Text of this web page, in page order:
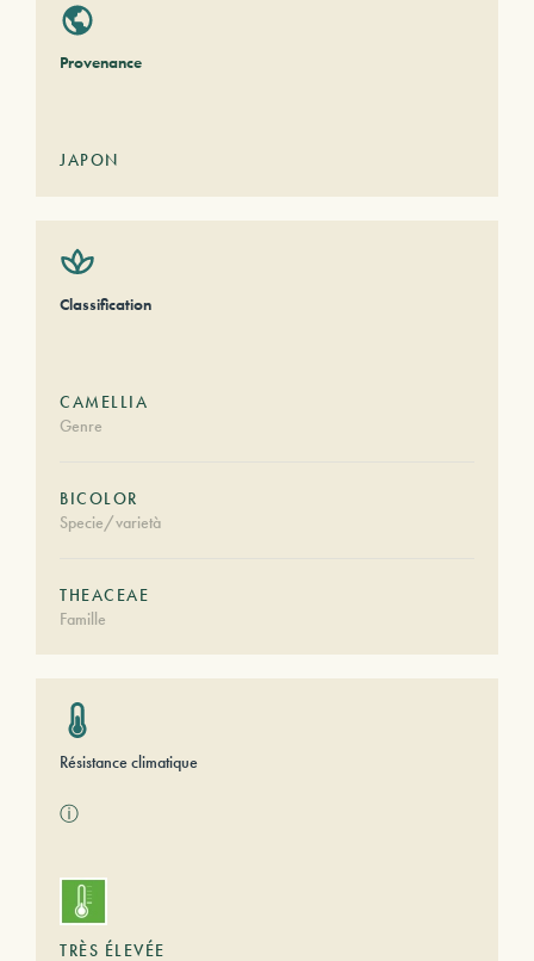
Provenance
JAPON
Classification
CAMELLIA
Genre
BICOLOR
Specie/varietà
THEACEAE
Famille
Résistance climatique
ⓘ
TRÈS ÉLEVÉE